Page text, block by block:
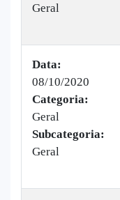
Geral
Data:
08/10/2020
Categoria:
Geral
Subcategoria:
Geral